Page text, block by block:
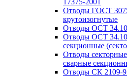
17375-2001
Отводы ГОСТ
крутоизогнутые
Отводы ОСТ
Отводы ОСТ
секционные
Отводы
сварные
Отводы СК 2109-